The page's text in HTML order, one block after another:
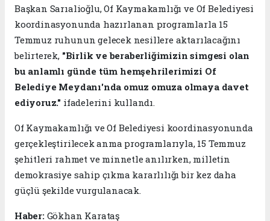
Başkan Sarıalioğlu, Of Kaymakamlığı ve Of Belediyesi
koordinasyonunda hazırlanan programlarla 15
Temmuz ruhunun gelecek nesillere aktarılacağını
belirterek, "Birlik ve beraberliğimizin simgesi olan
bu anlamlı günde tüm hemşehrilerimizi Of
Belediye Meydanı'nda omuz omuza olmaya davet
ediyoruz." ifadelerini kullandı.
Of Kaymakamlığı ve Of Belediyesi koordinasyonunda
gerçekleştirilecek anma programlarıyla, 15 Temmuz
şehitleri rahmet ve minnetle anılırken, milletin
demokrasiye sahip çıkma kararlılığı bir kez daha
güçlü şekilde vurgulanacak.
Haber: Gökhan Karataş